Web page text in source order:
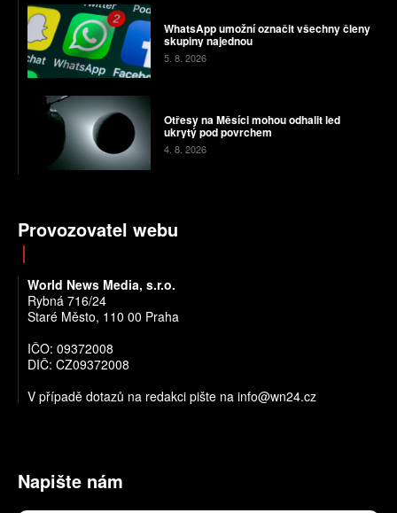
WhatsApp umožní označit všechny členy
skupiny najednou
5. 8. 2026
Otřesy na Měsíci mohou odhalit led
ukrytý pod povrchem
4. 8. 2026
Provozovatel webu
World News Media, s.r.o.
Rybná 716/24
Staré Město, 110 00 Praha
IČO: 09372008
DIČ: CZ09372008
V případě dotazů na redakci pište na info@wn24.cz
Napište nám